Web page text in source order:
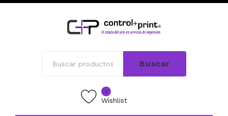
Buscar
0
Wishlist